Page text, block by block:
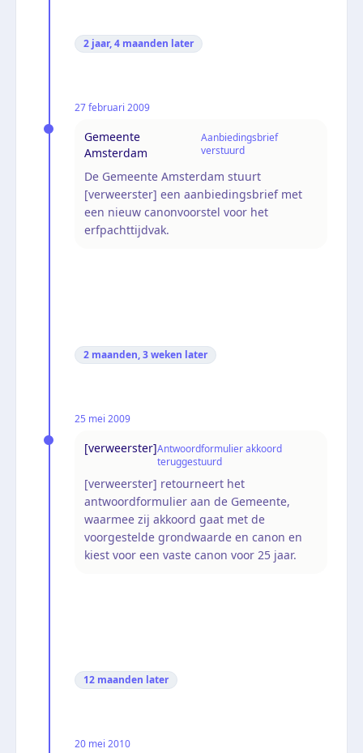
2 jaar, 4 maanden later
27 februari 2009
Gemeente
Amsterdam
Aanbiedingsbrief
verstuurd
De Gemeente Amsterdam stuurt
[verweerster] een aanbiedingsbrief met
een nieuw canonvoorstel voor het
erfpachttijdvak.
2 maanden, 3 weken later
25 mei 2009
[verweerster]Antwoordformulier akkoord
teruggestuurd
[verweerster] retourneert het
antwoordformulier aan de Gemeente,
waarmee zij akkoord gaat met de
voorgestelde grondwaarde en canon en
kiest voor een vaste canon voor 25 jaar.
12 maanden later
20 mei 2010